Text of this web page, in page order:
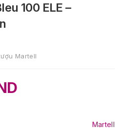
100 ELE –
Martell
Martell